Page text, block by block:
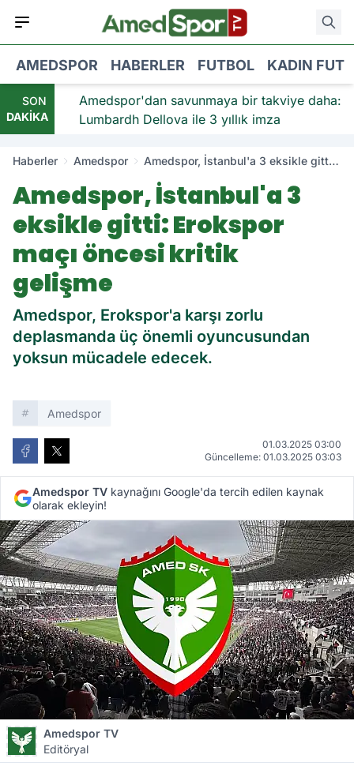
AMEDSPOR HABERLER FUTBOL KADIN
SON
DAKİKA
Amedspor'dan savunmaya bir takviye daha:
Lumbardh Dellova ile 3 yıllık imza
Haberler Amedspor
Amedspor, İstanbul'a 3 eksikle gitti:
Amedspor, İstanbul'a 3
eksikle gitti: Erokspor
maçı öncesi kritik
gelişme
Amedspor, Erokspor'a karşı zorlu
deplasmanda üç önemli oyuncusundan
yoksun mücadele edecek.
Amedspor
01.03.2025 03:00
Güncelleme: 01.03.2025 03:03
Amedspor TV kaynağını Google'da tercih edilen kaynak
olarak ekleyin!
Amedspor TV
Editöryal